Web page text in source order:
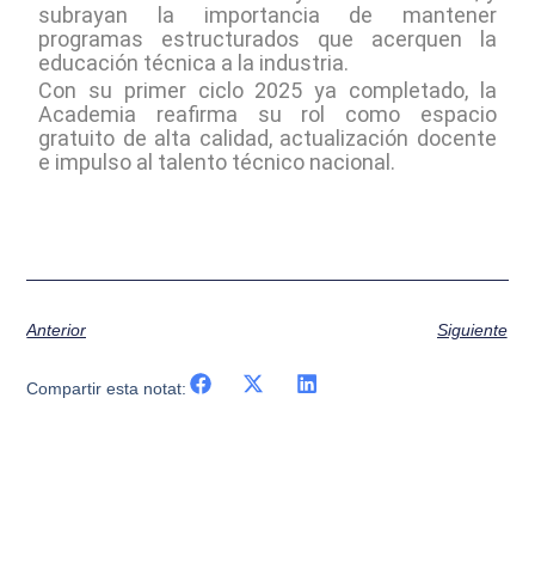
subrayan la importancia de mantener
programas estructurados que acerquen la
educación técnica a la industria.
Con su primer ciclo 2025 ya completado, la
Academia reafirma su rol como espacio
gratuito de alta calidad, actualización docente
e impulso al talento técnico nacional.
Anterior Siguiente
Compartir esta notat: